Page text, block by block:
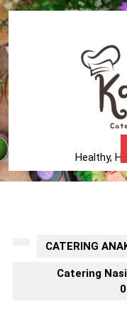
Skip
to
content
Healthy,
CATERING
Catering